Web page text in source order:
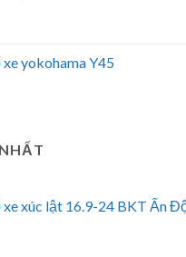
xe yokohama Y45
xe xúc lật 16.9-24 BKT Ấn